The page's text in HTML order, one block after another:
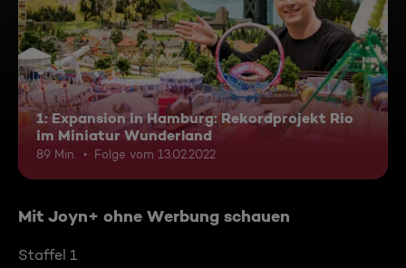
1: Expansion in Hamburg: Rekordprojekt Rio
im Miniatur Wunderland
89 Min. Folge vom 13.02.2022
Mit Joyn+ ohne Werbung schauen
Staffel 1